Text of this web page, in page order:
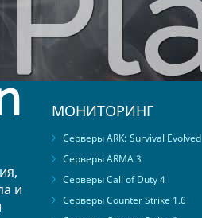
и
МОНИТОРИНГ
Серверы ARK: Survival Evolved
Серверы ARMA 3
Серверы Call of Duty 4
Серверы Counter Strike 1.6